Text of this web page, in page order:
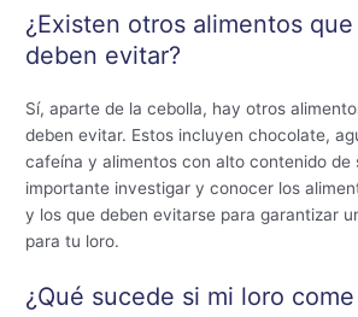
¿Existen otros alimentos
deben evitar?
Sí, aparte de la cebolla, hay otros
deben evitar. Estos incluyen chocolate,
cafeína y alimentos con alto contenido de
importante investigar y conocer los
y los que deben evitarse para garantizar
para tu loro.
¿Qué sucede si mi loro